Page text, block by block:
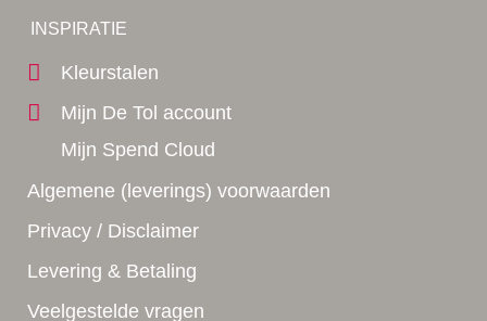
INSPIRATIE
Kleurstalen
Mijn De Tol account
Mijn Spend Cloud
Algemene (leverings) voorwaarden
Privacy / Disclaimer
Levering & Betaling
Veelgestelde vragen